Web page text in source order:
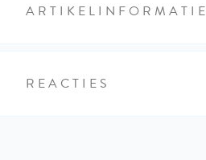
ARTIKELINFORMATIE
REACTIES